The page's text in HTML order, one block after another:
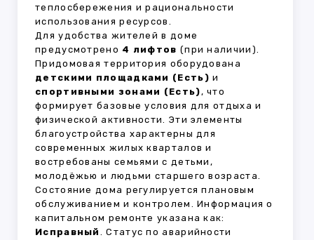
теплосбережения и рациональности
использования ресурсов.
Для удобства жителей в доме
предусмотрено 4 лифтов (при наличии).
Придомовая территория оборудована
детскими площадками (Есть) и
спортивными зонами (Есть), что
формирует базовые условия для отдыха и
физической активности. Эти элементы
благоустройства характерны для
современных жилых кварталов и
востребованы семьями с детьми,
молодёжью и людьми старшего возраста.
Состояние дома регулируется плановым
обслуживанием и контролем. Информация о
капитальном ремонте указана как:
Исправный . Статус по аварийности